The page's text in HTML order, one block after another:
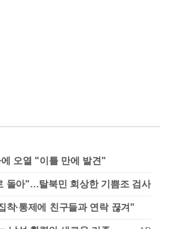
오열 "이틀 만에 발견"
돌아"…탈북민 회상한 기쁨조 검사
착·통제에 친구들과 연락 끊겨"